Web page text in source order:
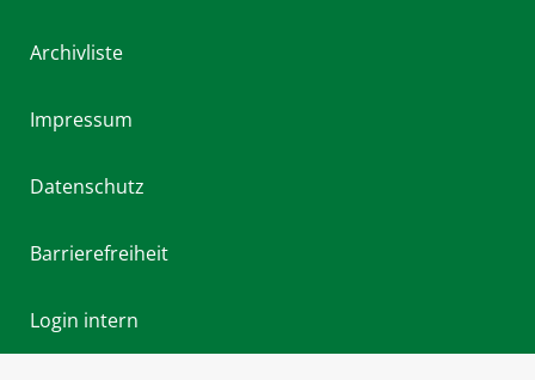
Archivliste
Impressum
Datenschutz
Barrierefreiheit
Login intern